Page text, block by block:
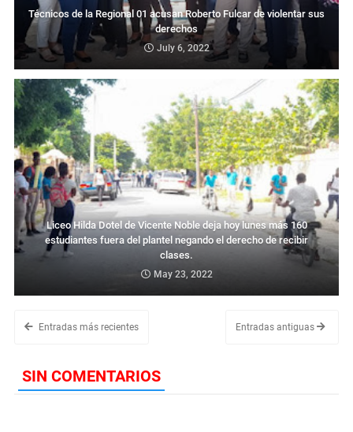
Técnicos de la Regional 01 acusan Roberto Fulcar de violentar sus
derechos
July 6, 2022
Liceo Hilda Dotel de Vicente Noble deja hoy lunes más 160
estudiantes fuera del plantel negando el derecho de recibir
clases.
May 23, 2022
Entradas más recientes Entradas antiguas
SIN COMENTARIOS